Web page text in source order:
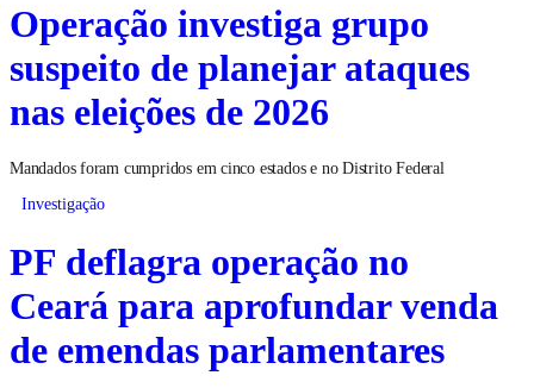
Operação investiga grupo
suspeito de planejar ataques
nas eleições de 2026
Mandados foram cumpridos em cinco estados e no Distrito Federal
Investigação
PF deflagra operação no
Ceará para aprofundar venda
de emendas parlamentares